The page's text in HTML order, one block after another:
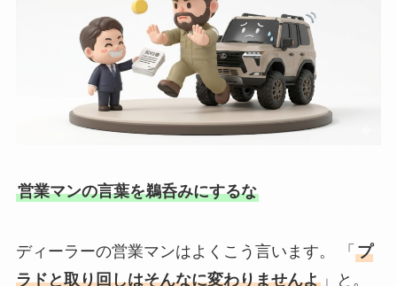
営業マンの言葉を鵜呑みにするな
ディーラーの営業マンはよくこう言います。 「 プ
ラドと取り回しはそんなに変わりませんよ」と。